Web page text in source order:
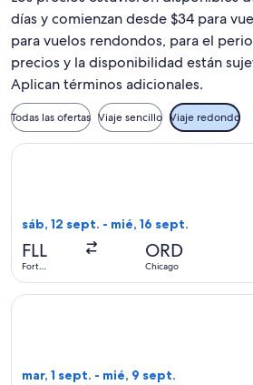
las
11:44
p. m.
a
Chicago.
6:49
p. m.
a
Fort
días y comienzan desde $34 para
para vuelos rendondos, para el
precios y la disponibilidad están
Aplican términos adicionales.
Todas las ofertas Viaje sencillo Viaje redondo
sáb, 12 sept. - mié, 16 sept.
FLL
Fort
ORD
Chicago
Seleccionar vuelo de Frontier
mar, 1 sept. - mié, 9 sept.
Seleccionar vuelo de Frontier